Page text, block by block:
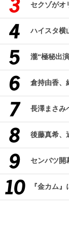
セクゾが
ハイスタ横
瀧“極秘出
倉持由香、
長澤まさみ
後藤真希、
センバツ開
『金カム